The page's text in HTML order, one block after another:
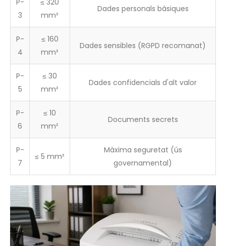
3
mm²
Dades personals bàsiques
P-
4
≤ 160
mm²
Dades sensibles (RGPD recomanat)
P-
5
≤ 30
mm²
Dades confidencials d'alt valor
P-
6
≤ 10
mm²
Documents secrets
P-
7
≤ 5 mm²
Màxima seguretat (ús
governamental)